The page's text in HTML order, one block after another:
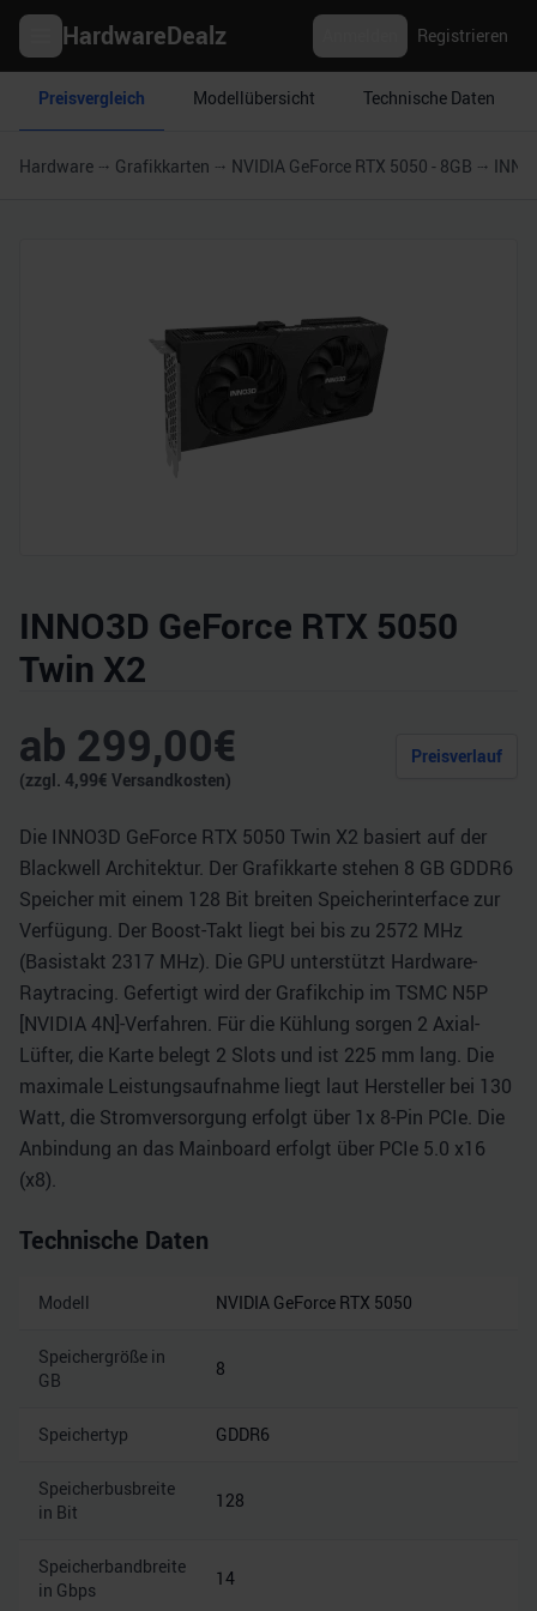
HardwareDealz Registrieren
Preisvergleich Modellübersicht Technische Daten
Hardware Grafikkarten NVIDIA GeForce RTX 5050 - 8GB
INNO3D GeForce RTX 5050
Twin X2
ab 299,00€
(zzgl. 4,99€ Versandkosten)
Preisverlauf
Die INNO3D GeForce RTX 5050 Twin X2 basiert auf der
Blackwell Architektur. Der Grafikkarte stehen 8 GB GDDR6
Speicher mit einem 128 Bit breiten Speicherinterface zur
Verfügung. Der Boost-Takt liegt bei bis zu 2572 MHz
(Basistakt 2317 MHz). Die GPU unterstützt Hardware-
Raytracing. Gefertigt wird der Grafikchip im TSMC N5P
[NVIDIA 4N]-Verfahren. Für die Kühlung sorgen 2 Axial-
Lüfter, die Karte belegt 2 Slots und ist 225 mm lang. Die
maximale Leistungsaufnahme liegt laut Hersteller bei 130
Watt, die Stromversorgung erfolgt über 1x 8-Pin PCIe. Die
Anbindung an das Mainboard erfolgt über PCIe 5.0 x16
(x8).
Technische Daten
Modell NVIDIA GeForce RTX 5050
Speichergröße in
GB
8
Speichertyp GDDR6
Speicherbusbreite
in Bit
128
Speicherbandbreite
in Gbps
14